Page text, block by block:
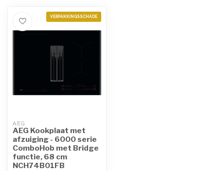
VERPAKKINGSSCHADE
AEG
AEG Kookplaat met
afzuiging - 6000 serie
ComboHob met Bridge
functie, 68 cm
NCH74B01FB